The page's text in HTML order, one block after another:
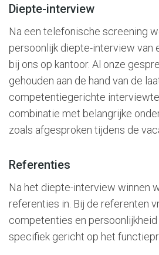
Diepte-interview
Na een telefonische screening
persoonlijk diepte-interview van
bij ons op kantoor. Al onze
gehouden aan de hand van de
competentiegerichte
combinatie met belangrijke
zoals afgesproken tijdens de
Referenties
Na het diepte-interview winnen
referenties in. Bij de referenten
competenties en persoonlijkheid
specifiek gericht op het